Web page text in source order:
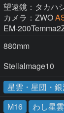
望遠鏡：タカハ
カメラ：ZWO
EM-
880mm
Stellalmage10
星雲・星団・
M16 わし星雲